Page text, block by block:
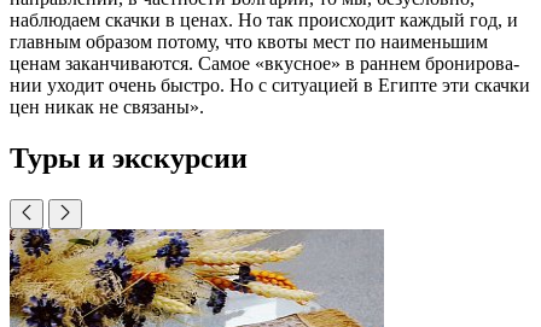
наблюдаем скачки в ценах. Но так происходит каждый год, и
главным образом потому, что квоты мест по наименьшим
ценам заканчивают­ся. Самое «вкусное» в раннем бронирова­
нии уходит очень быстро. Но с ситуацией в Египте эти скачки
цен никак не связаны».
Туры и экскурсии